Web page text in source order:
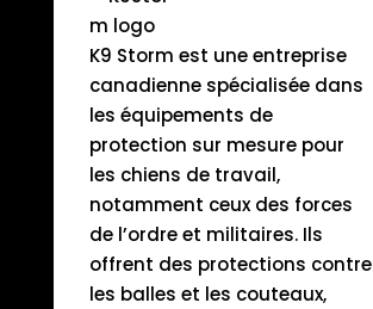
K9 Storm est une entreprise
canadienne spécialisée dans
les équipements de
protection sur mesure pour
les chiens de travail,
notamment ceux des forces
de l’ordre et militaires. Ils
offrent des protections contre
les balles et les couteaux,